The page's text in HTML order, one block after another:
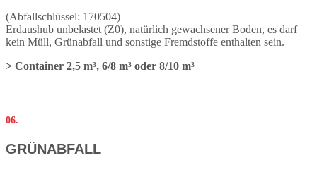
(Abfallschlüssel: 170504)
Erdaushub unbelastet (Z0), natürlich gewachsener Boden, es darf
kein Müll, Grünabfall und sonstige Fremdstoffe enthalten sein.
> Container 2,5 m³, 6/8 m³ oder 8/10 m³
06.
GRÜNABFALL